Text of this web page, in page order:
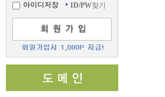
아이디저장 ID/PW찾기